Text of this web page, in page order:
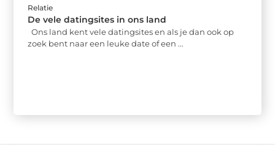
Relatie
De vele datingsites in ons land
Ons land kent vele datingsites en als je dan ook op
zoek bent naar een leuke date of een ...